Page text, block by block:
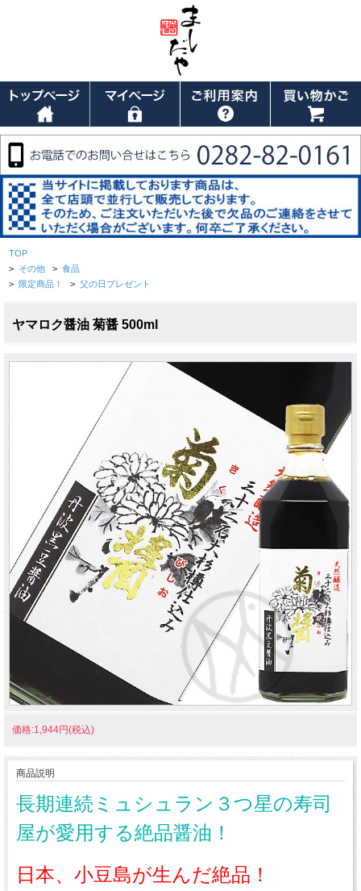
TOP
> その他 > 食品
> 限定商品！ > 父の日プレゼント
ヤマロク醤油 菊醤 500ml
価格:1,944円(税込)
商品説明
長期連続ミュシュラン３つ星の寿司
屋が愛用する絶品醤油！
日本、小豆島が生んだ絶品！